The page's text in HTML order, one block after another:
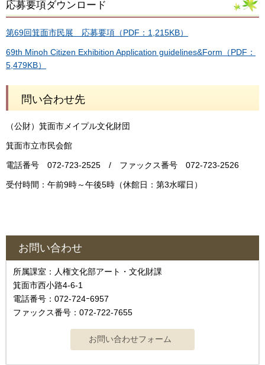
応募要項ダウンロード
第69回箕面市民展 応募要項（PDF：1,215KB）
69th Minoh Citizen Exhibition Application guidelines&Form（PDF：
5,479KB）
問い合わせ先
（公財）箕面市メイプル文化財団
箕面市立市民会館
電話番号 072-723-2525 / ファックス番号 072-723-2526
受付時間：午前9時～午後5時（休館日：第3水曜日）
お問い合わせ
所属課室：人権文化部アート・文化財課
箕面市西小路4-6-1
電話番号：072-724ｰ6957
ファックス番号：072-722-7655